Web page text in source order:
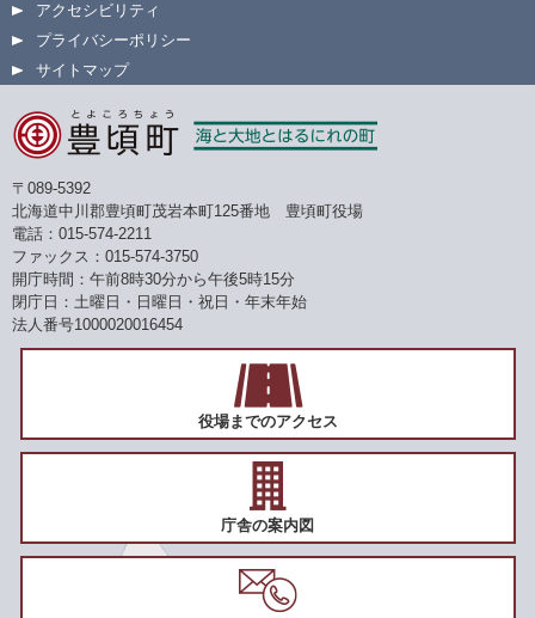
アクセシビリティ
プライバシーポリシー
サイトマップ
〒089-5392
北海道中川郡豊頃町茂岩本町125番地 豊頃町役場
電話：015-574-2211
ファックス：015-574-3750
開庁時間：午前8時30分から午後5時15分
閉庁日：土曜日・日曜日・祝日・年末年始
法人番号1000020016454
役場までのアクセス
庁舎の案内図